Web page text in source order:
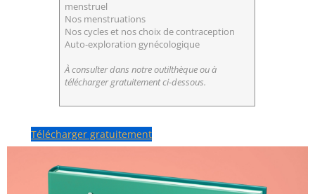
menstruel
Nos menstruations
Nos cycles et nos choix de contraception
Auto-exploration gynécologique
À consulter dans notre outilthèque ou à
télécharger gratuitement ci-dessous.
Télécharger gratuitement